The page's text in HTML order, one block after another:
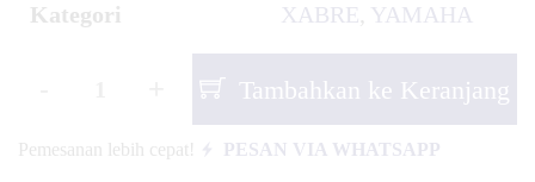
Kategori XABRE, YAMAHA
Tambahkan ke Keranjang
Pemesanan lebih cepat! PESAN VIA WHATSAPP